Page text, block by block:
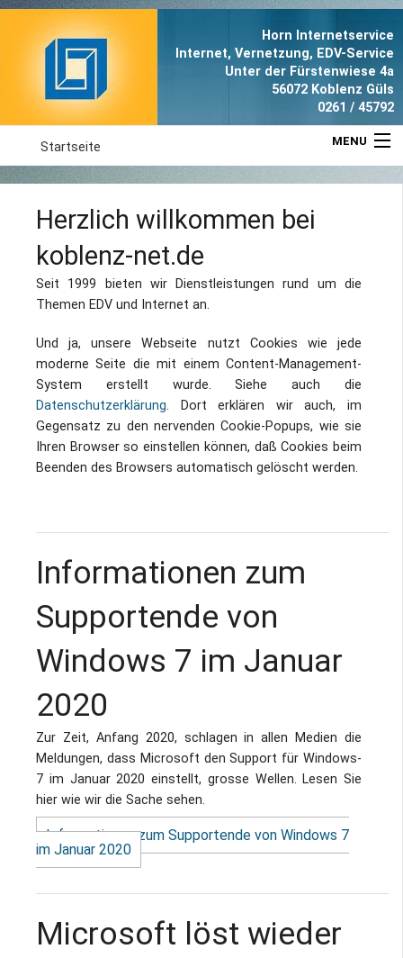
Horn Internetservice
Internet, Vernetzung, EDV-Service
Unter der Fürstenwiese 4a
56072 Koblenz Güls
0261 / 45792
MENU
Startseite
Referenzen
Portrait
Impressum / Datenschutz
Herzlich willkommen bei
koblenz-net.de
Seit 1999 bieten wir Dienstleistungen rund um die
Themen EDV und Internet an.
Und ja, unsere Webseite nutzt Cookies wie jede
moderne Seite die mit einem Content-Management-
System erstellt wurde. Siehe auch die
Datenschutzerklärung. Dort erklären wir auch, im
Gegensatz zu den nervenden Cookie-Popups, wie sie
Ihren Browser so einstellen können, daß Cookies beim
Beenden des Browsers automatisch gelöscht werden.
Informationen zum
Supportende von
Windows 7 im Januar
2020
Zur Zeit, Anfang 2020, schlagen in allen Medien die
Meldungen, dass Microsoft den Support für Windows-
7 im Januar 2020 einstellt, grosse Wellen. Lesen Sie
hier wie wir die Sache sehen.
Informationen zum Supportende von Windows 7
im Januar 2020
Microsoft löst wieder